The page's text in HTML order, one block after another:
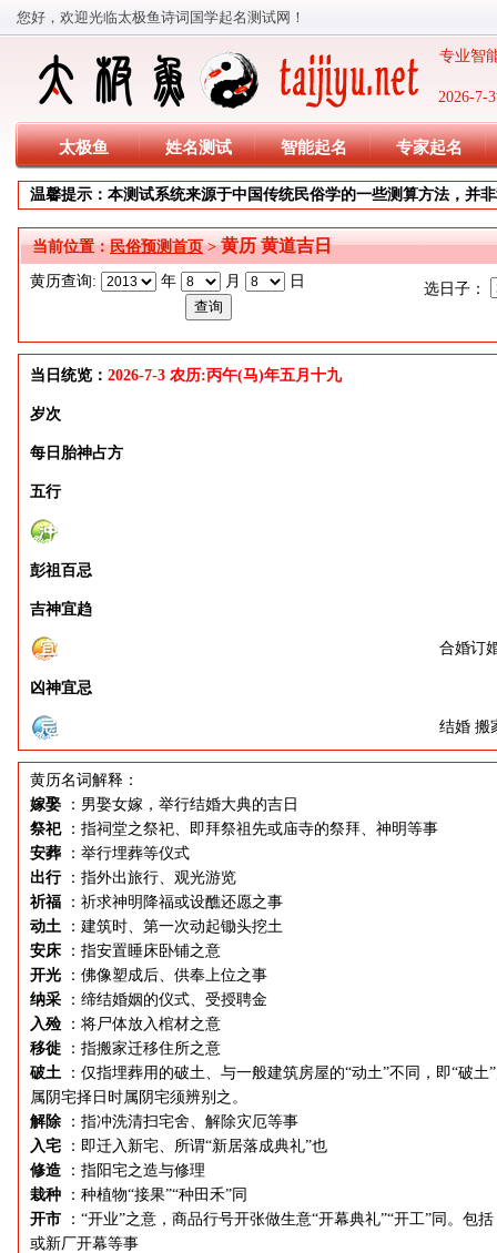
您好，欢迎光临太极鱼诗词国学起名测试网！
2026-7-
专业智
太极鱼 姓名测试 智能起名 专家起名
温馨提示：本测试系统来源于中国传统民俗学的一些测算方法，并
当前位置：民俗预测首页>黄历 黄道吉日
黄历查询: 年 月 日 选日子：
当日统览： 2026-7-3 农历:丙午(马)年五月十九
岁次
每日胎神占方
五行
彭祖百忌
吉神宜趋
合婚订
凶神宜忌
结婚 搬
黄历名词解释：
嫁娶
：男娶女嫁，举行结婚大典的吉日
祭祀 ：指祠堂之祭祀、即拜祭祖先或庙寺的祭拜、神明等事
安葬
：举行埋葬等仪式
出行 ：指外出旅行、观光游览
祈福
：祈求神明降福或设醮还愿之事
动土
：建筑时、第一次动起锄头挖土
安床
：指安置睡床卧铺之意
开光
：佛像塑成后、供奉上位之事
纳采
：缔结婚姻的仪式、受授聘金
入殓
：将尸体放入棺材之意
移徙
：指搬家迁移住所之意
破土
：仅指埋葬用的破土、与一般建筑房屋的“动土”不同，即“破
属阴宅择日时属阴宅须辨别之。
解除
：指冲洗清扫宅舍、解除灾厄等事
入宅
：即迁入新宅、所谓“新居落成典礼”也
修造
：指阳宅之造与修理
栽种
：种植物“接果”“种田禾”同
开市
：“开业”之意，商品行号开张做生意“开幕典礼”“开工”同。
或新厂开幕等事